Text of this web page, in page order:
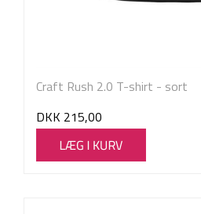
Craft Rush 2.0 T-shirt - sort
DKK 215,00